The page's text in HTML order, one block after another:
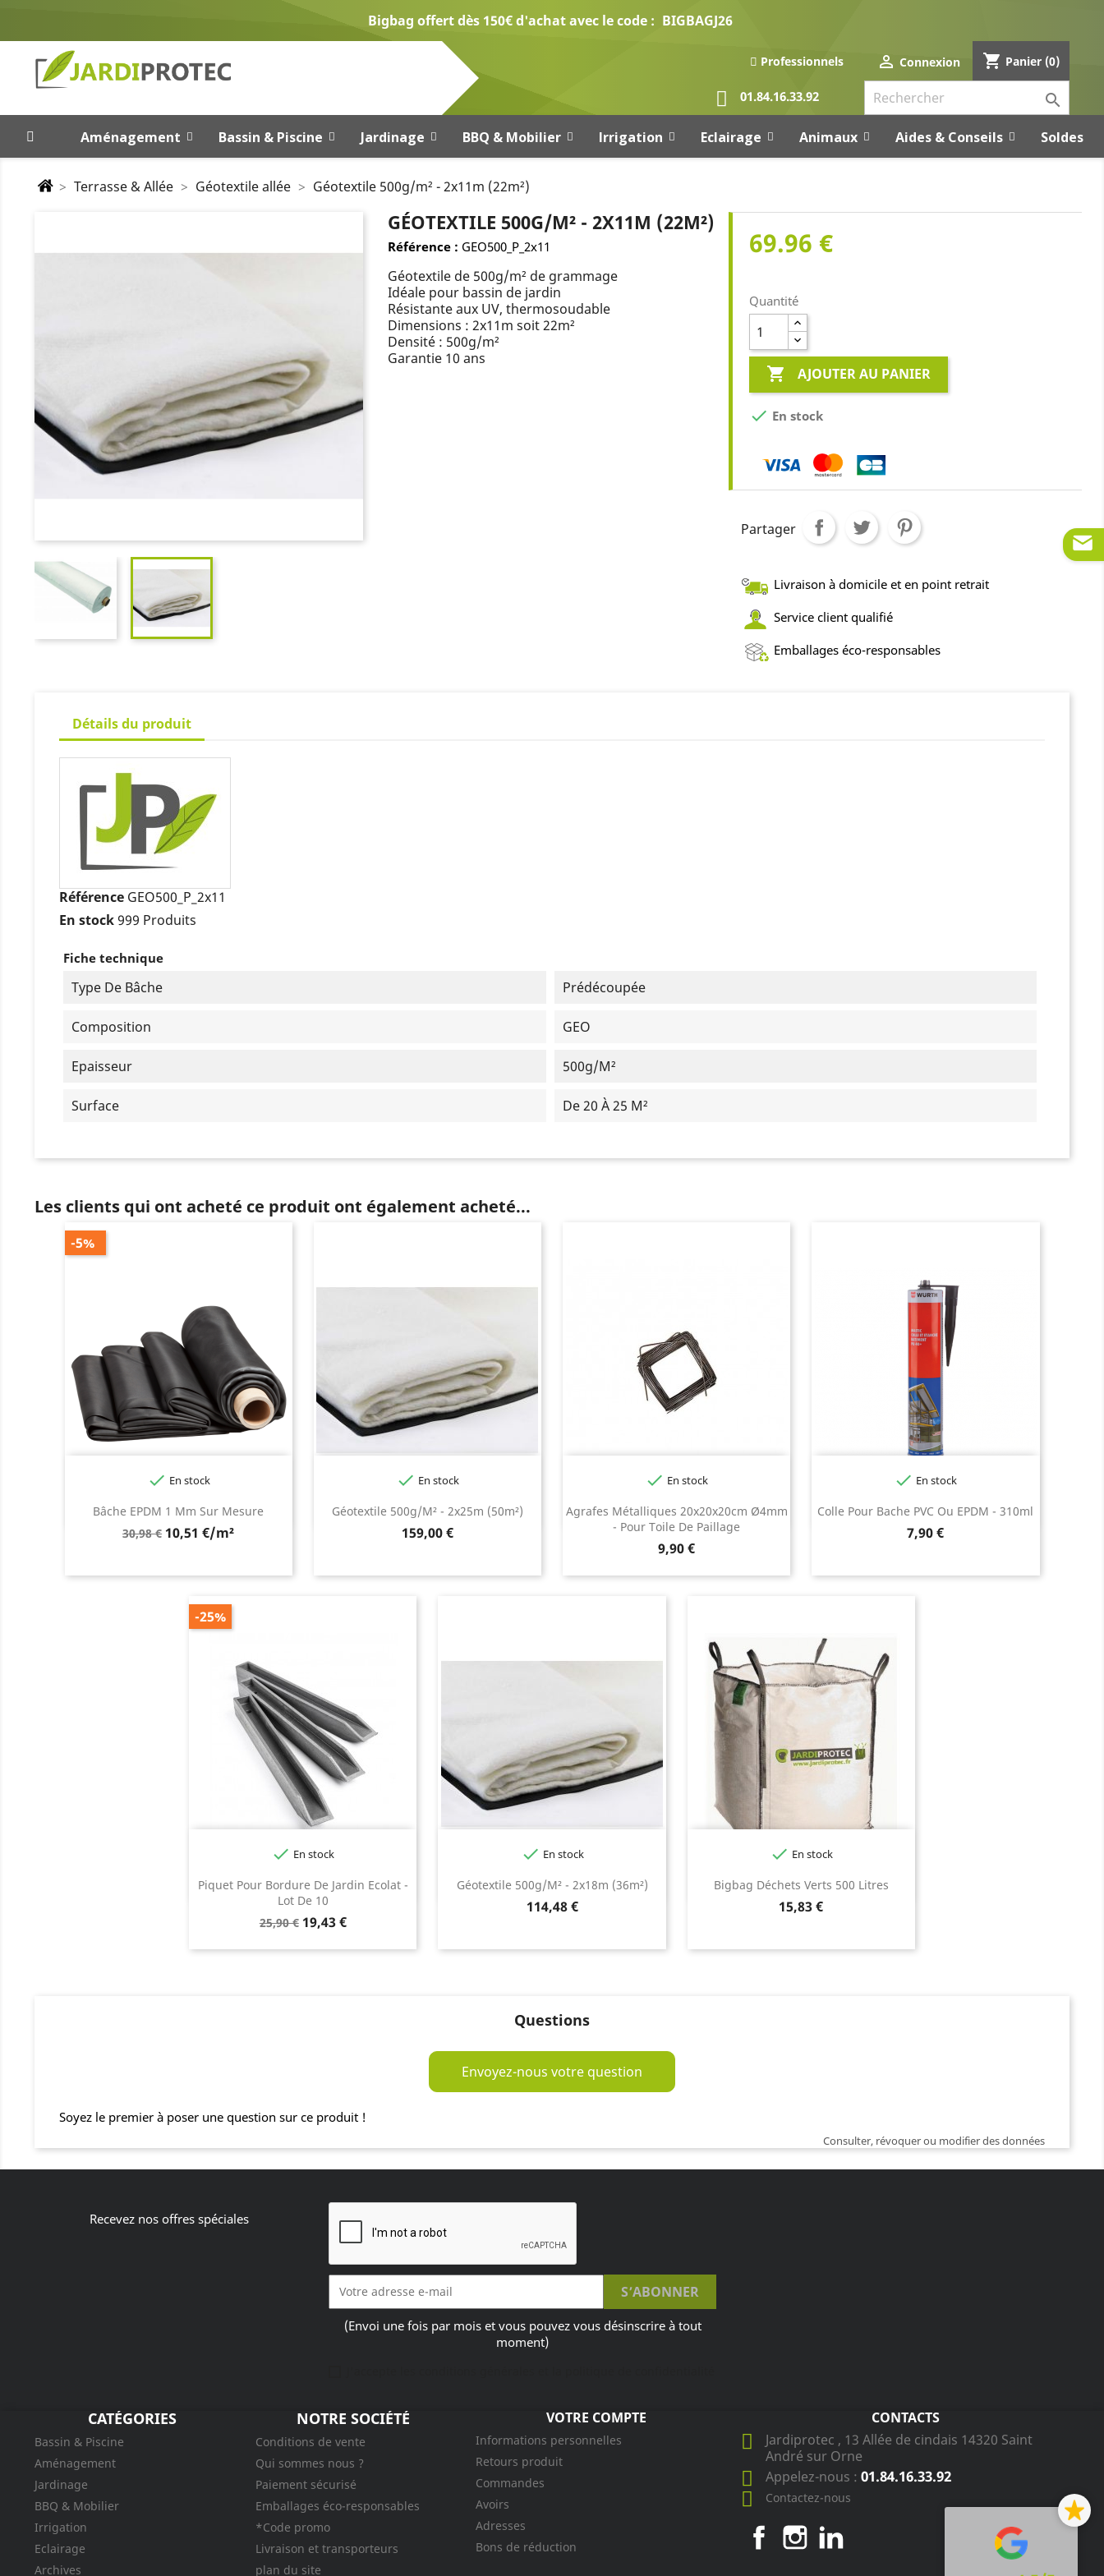
Bigbag offert dès 150€ d'achat avec le code : BIGBAGJ26
Professionnels  Connexion shopping_cart Panier (0)
01.84.16.33.92 
Aménagement Bassin & Piscine Jardinage BBQ & Mobilier Irrigation Eclairage Animaux Aides & Conseils Soldes
Terrasse & Allée Géotextile allée Géotextile 500g/m² - 2x11m (22m²)
GÉOTEXTILE 500G/M² - 2X11M (22M²)
Référence : GEO500_P_2x11
Géotextile de 500g/m² de grammage
Idéale pour bassin de jardin
Résistante aux UV, thermosoudable
Dimensions : 2x11m soit 22m²
Densité : 500g/m²
Garantie 10 ans
69.96 €
Quantité
 AJOUTER AU PANIER
 En stock
Partager
Livraison à domicile et en point retrait
Service client qualifié
Emballages éco-responsables
Détails du produit
Référence GEO500_P_2x11
En stock999 Produits
Fiche technique
Type De Bâche Prédécoupée
Composition GEO
Epaisseur 500g/m²
Surface De 20 À 25 M²
Les clients qui ont acheté ce produit ont également acheté...
Bâche EPDM 1 Mm Sur Mesure
Prix
30,98 € 10,51 €/m²
-5%
 En stock
Géotextile 500g/m² - 2x25m (50m²)
Prix
159,00 €
 En stock
Agrafes Métalliques 20x20x20cm Ø4mm
- Pour Toile De Paillage
Prix
9,90 €
 En stock
Colle Pour Bache PVC Ou EPDM - 310ml
Prix
7,90 €
 En stock
Noir
Piquet Pour Bordure De Jardin Ecolat -
Lot De 10
Prix
base
25,90 € Prix
19,43 €
-25%
 En stock
Gris Géotextile 500g/m² - 2x18m (36m²)
Prix
114,48 €
 En stock
Bigbag Déchets Verts 500 Litres
Prix
15,83 €
 En stock
Questions
Envoyez-nous votre question
Soyez le premier à poser une question sur ce produit !
Consulter, révoquer ou modifier des données
Recevez nos offres spéciales
(Envoi une fois par mois et vous pouvez vous désinscrire à tout
moment)
CATÉGORIES
Bassin & Piscine
Aménagement
Jardinage
BBQ & Mobilier
Irrigation
Eclairage
Archives
NOTRE SOCIÉTÉ
Conditions de vente
Qui sommes nous ?
Paiement sécurisé
Emballages éco-responsables
*Code promo
Livraison et transporteurs
plan du site
VOTRE COMPTE
Informations personnelles
Retours produit
Commandes
Avoirs
Adresses
Bons de réduction
CONTACTS
Jardiprotec , 13 Allée de cindais 14320 Saint
André sur Orne
Appelez-nous :01.84.16.33.92
Contactez-nous
FacebookInstagram